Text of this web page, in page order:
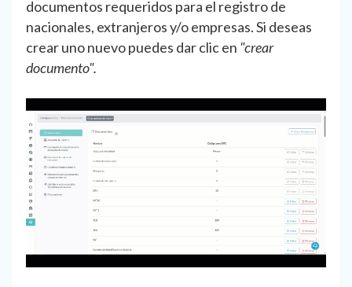
documentos requeridos para el registro de
nacionales, extranjeros y/o empresas. Si deseas
crear uno nuevo puedes dar clic en "crear
documento".